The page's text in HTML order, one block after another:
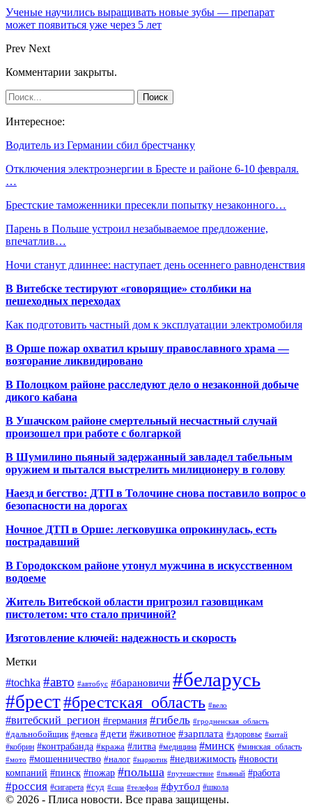
Ученые научились выращивать новые зубы — препарат
может появиться уже через 5 лет
Prev Next
Комментарии закрыты.
Интересное:
Водитель из Германии сбил брестчанку
Отключения электроэнергии в Бресте и районе 6-10 февраля.
…
Брестские таможенники пресекли попытку незаконного…
Парень в Польше устроил незабываемое предложение,
впечатлив…
Ночи станут длиннее: наступает день осеннего равноденствия
В Витебске тестируют «говорящие» столбики на
пешеходных переходах
Как подготовить частный дом к эксплуатации электромобиля
В Орше пожар охватил крышу православного храма —
возгорание ликвидировано
В Полоцком районе расследуют дело о незаконной добыче
дикого кабана
В Ушачском районе смертельный несчастный случай
произошел при работе с болгаркой
В Шумилино пьяный задержанный завладел табельным
оружием и пытался выстрелить милиционеру в голову
Наезд и бегство: ДТП в Толочине снова поставило вопрос о
безопасности на дорогах
Ночное ДТП в Орше: легковушка опрокинулась, есть
пострадавший
В Городокском районе утонул мужчина в искусственном
водоеме
Житель Витебской области пригрозил газовщикам
пистолетом: что стало причиной?
Изготовление ключей: надежность и скорость
Метки
#tochka #авто #автобус #барановичи #беларусь
#брест#брестская_область #вело
#витебский_регион #германия #гибель #гродненская_область
#дальнобойщик #деньга #дети #животное #зарплата #здоровье #китай
#кобрин #контрабанда #кража #литва #медицина #минск #минская_область
#мото #мошенничество #налог #наркотик #недвижимость #новости
компаний #пинск #пожар #польша #путешествие #пьяный #работа
#россия #сигарета #суд #сша #телефон #футбол #школа
© 2026 - Плиса новости. Все права защищены.